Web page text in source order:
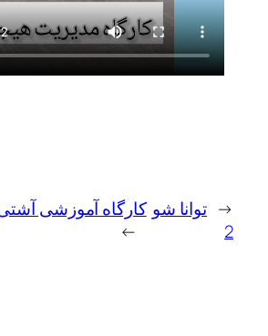
← توانا شو
2
کارگاه آموزشی
→